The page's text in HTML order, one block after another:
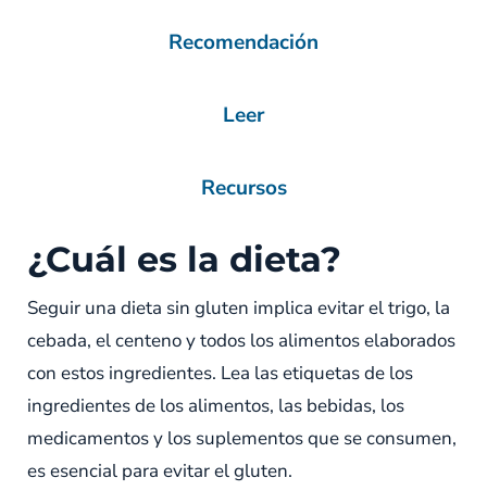
Recomendación
Leer
Recursos
¿Cuál es la dieta?
Seguir una dieta sin gluten implica evitar el trigo, la
cebada, el centeno y todos los alimentos elaborados
con estos ingredientes. Lea las etiquetas de los
ingredientes de los alimentos, las bebidas, los
medicamentos y los suplementos que se consumen,
es esencial para evitar el gluten.